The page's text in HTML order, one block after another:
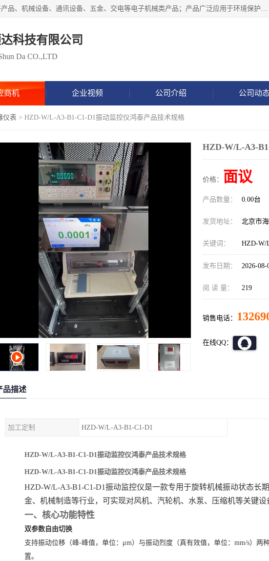
北京鸿泰顺达科技有限公司主要经营电子产品、机械设备、通讯设备、五金、交电等电子机械类产品；产品广泛应用于环境保护、石油化工、电力电子、冶金建筑、煤炭、农业、卫生防疫、教育科研等行业。并成功的与各地环境监测站、污水处理厂、卷烟厂、电厂、高校、科学院所、卫生防疫部门、煤矿、石化厂等用户建立了密切的合作关系。
科技有限公司
Da CO.,LTD
商机 企业视频 公司介绍 公司动
仪表 > HZD-W/L-A3-B1-C1-D1振动监控仪鸿泰产品技术规格
HZD-W/L-A3-
价格： 面议
产品数量： 0.00台
发货地址： 北京市
关键词： HZD-W/
发布日期： 2026-08-
阅 读 量： 219
销售电话：
在线QQ：
品描述
加工定制 HZD-W/L-A3-B1-C1-D1
HZD-W/L-A3-B1-C1-D1振动监控仪鸿泰产品技术规格
HZD-W/L-A3-B1-C1-D1振动监控仪鸿泰产品技术规格
HZD-W/L-A3-B1-C1-D1振动监控仪是一款专用于旋转机械振动状态长
金、机械制造等行业，可实现对风机、汽轮机、水泵、压缩机等关键
一、核心功能特性
双参数自由切换
支持振动位移（峰-峰值，单位：μm）与振动烈度（真有效值，单位：mm/s）
置。